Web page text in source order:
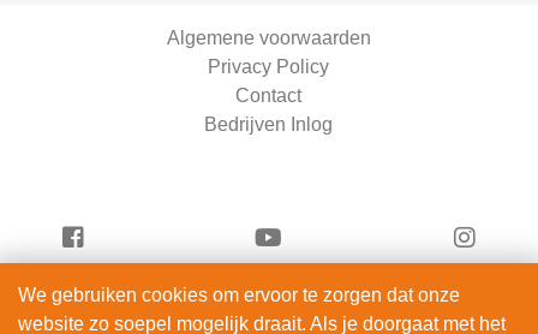
Algemene voorwaarden
Privacy Policy
Contact
Bedrijven Inlog
Vandaag Fietsen is onderdeel van
We gebruiken cookies om ervoor te zorgen dat onze
website zo soepel mogelijk draait. Als je doorgaat met het